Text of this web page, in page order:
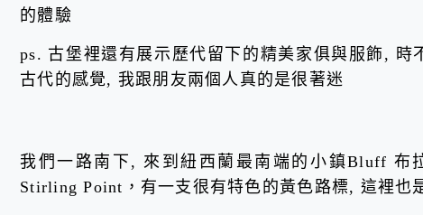
的體驗
ps. 古堡裡還有展示歷代留下的精美家俱與服飾,
古代的感覺, 我跟朋友兩個人真的是很著迷
我們一路南下, 來到紐西蘭最南端的小鎮Bluff 布
Stirling Point，有一支很有特色的黃色路標, 這裡也